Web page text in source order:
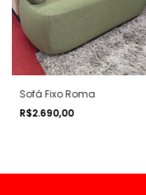
Sofá Fixo Roma
R$2.690,00